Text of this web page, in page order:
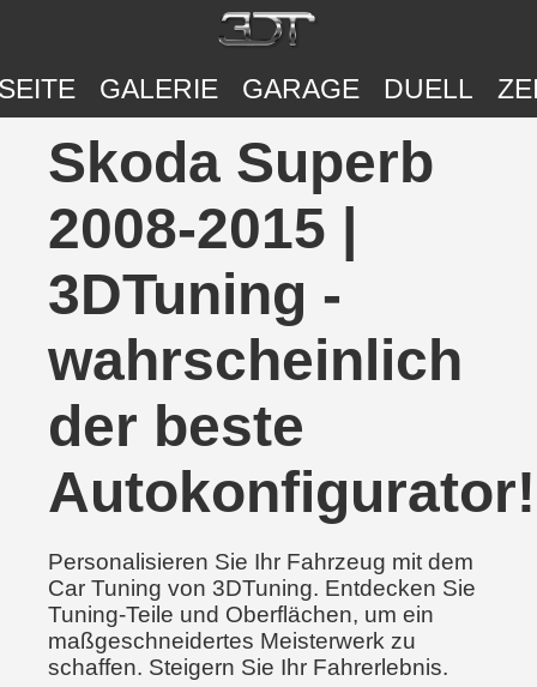
GALERIE GARAGE DUELL
Skoda Superb
2008-2015 |
3DTuning -
wahrscheinlich
der beste
Autokonfigurator!
Personalisieren Sie Ihr Fahrzeug mit dem
Car Tuning von 3DTuning. Entdecken Sie
Tuning-Teile und Oberflächen, um ein
maßgeschneidertes Meisterwerk zu
schaffen. Steigern Sie Ihr Fahrerlebnis.